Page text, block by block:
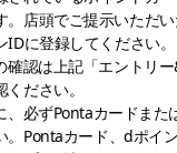
。店頭でご提示いただ
に登録してください。
確認は上記「エントリ
ださい。
、必ずPontaカードまた
。Pontaカード、dポイ